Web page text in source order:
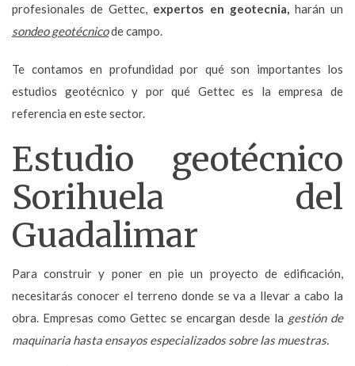
profesionales de Gettec, expertos en geotecnia, harán un
sondeo geotécnicode campo.
Te contamos en profundidad por qué son importantes los
estudios geotécnico y por qué Gettec es la empresa de
referencia en este sector.
Estudio geotécnico
Sorihuela del
Guadalimar
Para construir y poner en pie un proyecto de edificación,
necesitarás conocer el terreno donde se va a llevar a cabo la
obra. Empresas como Gettec se encargan desde la gestión de
maquinaria hasta ensayos especializados sobre las muestras.